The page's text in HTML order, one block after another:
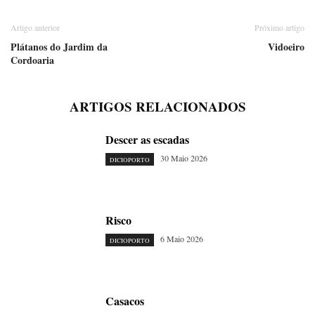
Artigo anterior
Plátanos do Jardim da
Cordoaria
Próximo artigo
Vidoeiro
ARTIGOS RELACIONADOS
Descer as escadas
DICIOPORTO 30 Maio 2026
Risco
DICIOPORTO 6 Maio 2026
Casacos